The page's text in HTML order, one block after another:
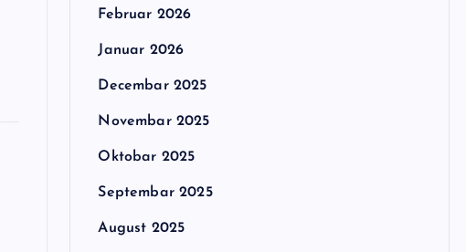
Februar 2026
Januar 2026
Decembar 2025
Novembar 2025
Oktobar 2025
Septembar 2025
August 2025